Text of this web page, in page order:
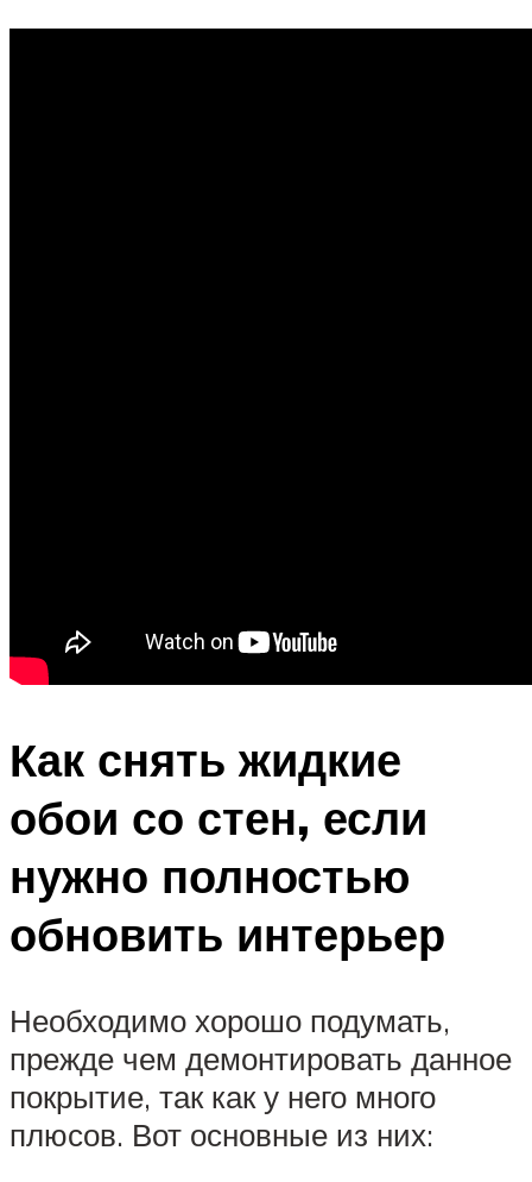
Как снять жидкие
обои со стен, если
нужно полностью
обновить интерьер
Необходимо хорошо подумать,
прежде чем демонтировать данное
покрытие, так как у него много
плюсов. Вот основные из них: